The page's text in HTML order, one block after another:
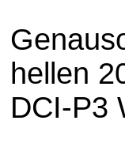
hellen
DCI-P3